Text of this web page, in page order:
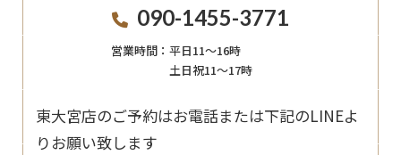
090-1455-3771
営業時間： 平日11〜16時
土日祝11〜17時
東大宮店のご予約はお電話または下記のLINEよ
りお願い致します